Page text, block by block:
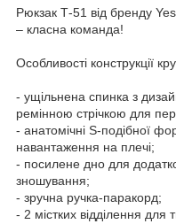
Рюкзак Т-51 від бренду
– класна команда!
Особливості конструкції
- ущільнена спинка з
ремінною стрічкою для
- анатомічні S-подібної
навантаження на плечі;
- посилене дно для
зношування;
- зручна ручка-паракорд;
- 2 містких відділення для